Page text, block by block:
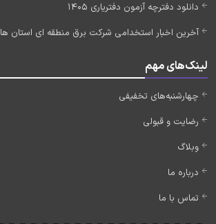
دانلود دفترچه آزمون دفتریاری 1405
آخرین اخبار استخدامی شرکت برق منطقه ای استان ها 1405
لینک‌های مهم
چهارشنبه‌های تخفیفی
رضایت و قبولی
وبلاگ
درباره ما
تماس با ما